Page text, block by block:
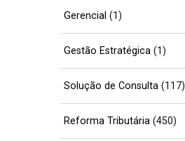
Gerencial (1)
Gestão Estratégica(1)
Solução de Consulta(117)
Reforma Tributária(450)